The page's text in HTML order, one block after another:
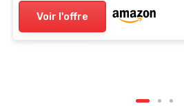
Voir l'offre